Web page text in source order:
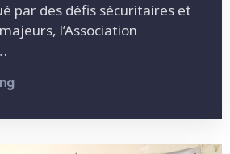
par des défis sécuritaires et
l’Association